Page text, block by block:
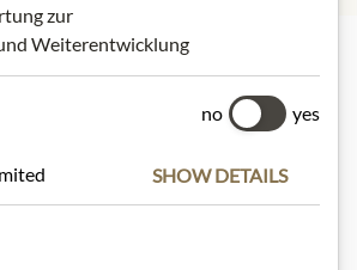
z našeho sortimentu
zur
Weiterentwicklung
no yes
SHOW DETAILS